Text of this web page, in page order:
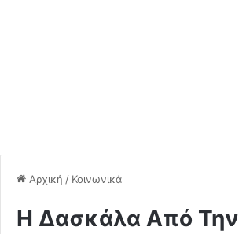
Αρχική / Κοινωνικά
Η Δασκάλα Από Την